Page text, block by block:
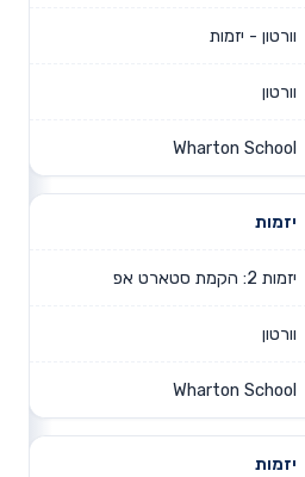
וורטון - יזמות
וורטון
Wharton School
יזמות
יזמות 2: הקמת סטארט אפ
וורטון
Wharton School
יזמות